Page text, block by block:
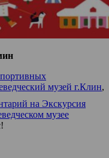
музей г.Клин,
на Экскурсия
музее